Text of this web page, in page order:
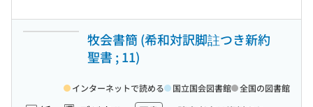
牧会書簡 (希和対訳脚註つき新約
聖書 ; 11)
インターネットで読める 国立国会図書館 全国の図書館